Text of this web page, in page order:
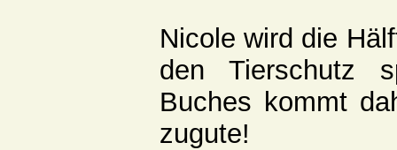
Nicole wird die
den Tierschutz
Buches kommt
zugute!